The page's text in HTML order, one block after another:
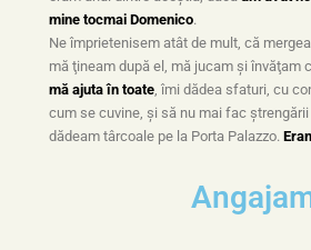
mine tocmai Domenico.
Ne împrietenisem atât de mult, că
mă ţineam după el, mă jucam şi învăţam
mă ajuta în toate, îmi dădea sfaturi, cu
cum se cuvine, şi să nu mai fac
dădeam târcoale pe la Porta Palazzo.